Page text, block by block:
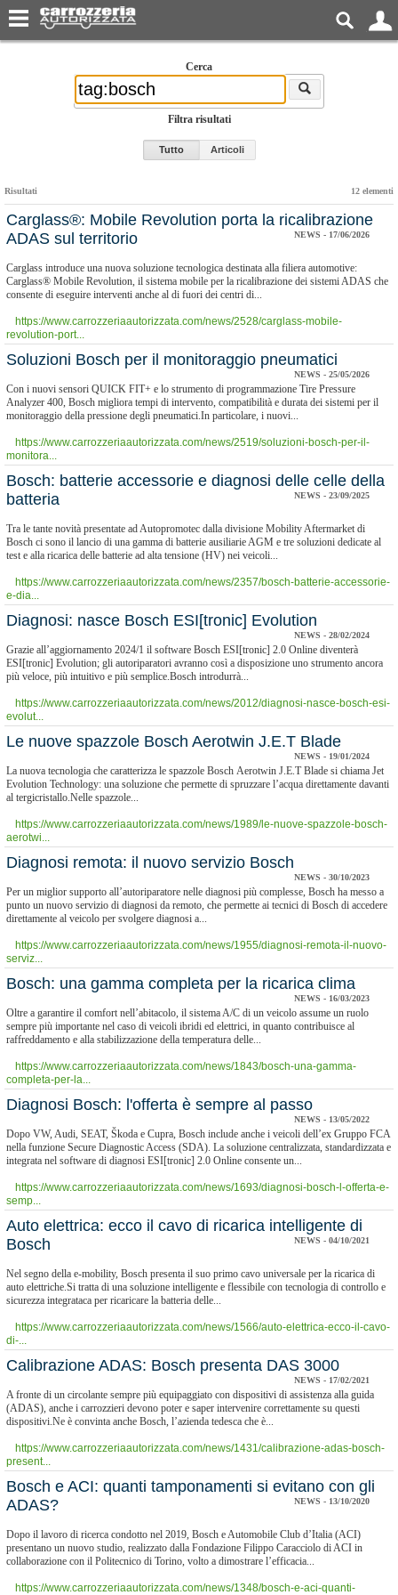
Cerca
Filtra risultati
Tutto Articoli
Risultati 12 elementi
​Carglass®: Mobile Revolution porta la ricalibrazione
ADAS sul territorio
NEWS - 17/06/2026
Carglass introduce una nuova soluzione tecnologica destinata alla filiera automotive:
Carglass® Mobile Revolution, il sistema mobile per la ricalibrazione dei sistemi ADAS che
consente di eseguire interventi anche al di fuori dei centri di...
https://www.carrozzeriaautorizzata.com/news/2528/carglass-mobile-
revolution-port...
​Soluzioni Bosch per il monitoraggio pneumatici
NEWS - 25/05/2026
Con i nuovi sensori QUICK FIT+ e lo strumento di programmazione Tire Pressure
Analyzer 400, Bosch migliora tempi di intervento, compatibilità e durata dei sistemi per il
monitoraggio della pressione degli pneumatici.In particolare, i nuovi...
https://www.carrozzeriaautorizzata.com/news/2519/soluzioni-bosch-per-il-
monitora...
​Bosch: batterie accessorie e diagnosi delle celle della
batteria
NEWS - 23/09/2025
Tra le tante novità presentate ad Autopromotec dalla divisione Mobility Aftermarket di
Bosch ci sono il lancio di una gamma di batterie ausiliarie AGM e tre soluzioni dedicate al
test e alla ricarica delle batterie ad alta tensione (HV) nei veicoli...
https://www.carrozzeriaautorizzata.com/news/2357/bosch-batterie-accessorie-
e-dia...
Diagnosi: nasce Bosch ESI[tronic] Evolution
NEWS - 28/02/2024
Grazie all’aggiornamento 2024/1 il software Bosch ESI[tronic] 2.0 Online diventerà
ESI[tronic] Evolution; gli autoriparatori avranno così a disposizione uno strumento ancora
più veloce, più intuitivo e più semplice.Bosch introdurrà...
https://www.carrozzeriaautorizzata.com/news/2012/diagnosi-nasce-bosch-esi-
evolut...
​Le nuove spazzole Bosch Aerotwin J.E.T Blade
NEWS - 19/01/2024
La nuova tecnologia che caratterizza le spazzole Bosch Aerotwin J.E.T Blade si chiama Jet
Evolution Technology: una soluzione che permette di spruzzare l’acqua direttamente davanti
al tergicristallo.Nelle spazzole...
https://www.carrozzeriaautorizzata.com/news/1989/le-nuove-spazzole-bosch-
aerotwi...
Diagnosi remota: il nuovo servizio Bosch
NEWS - 30/10/2023
Per un miglior supporto all’autoriparatore nelle diagnosi più complesse, Bosch ha messo a
punto un nuovo servizio di diagnosi da remoto, che permette ai tecnici di Bosch di accedere
direttamente al veicolo per svolgere diagnosi a...
https://www.carrozzeriaautorizzata.com/news/1955/diagnosi-remota-il-nuovo-
serviz...
Bosch: una gamma completa per la ricarica clima
NEWS - 16/03/2023
Oltre a garantire il comfort nell’abitacolo, il sistema A/C di un veicolo assume un ruolo
sempre più importante nel caso di veicoli ibridi ed elettrici, in quanto contribuisce al
raffreddamento e alla stabilizzazione della temperatura delle...
https://www.carrozzeriaautorizzata.com/news/1843/bosch-una-gamma-
completa-per-la...
Diagnosi Bosch: l'offerta è sempre al passo
NEWS - 13/05/2022
Dopo VW, Audi, SEAT, Škoda e Cupra, Bosch include anche i veicoli dell’ex Gruppo FCA
nella funzione Secure Diagnostic Access (SDA). La soluzione centralizzata, standardizzata e
integrata nel software di diagnosi ESI[tronic] 2.0 Online consente un...
https://www.carrozzeriaautorizzata.com/news/1693/diagnosi-bosch-l-offerta-e-
semp...
​Auto elettrica: ecco il cavo di ricarica intelligente di
Bosch
NEWS - 04/10/2021
Nel segno della e-mobility, Bosch presenta il suo primo cavo universale per la ricarica di
auto elettriche.Si tratta di una soluzione intelligente e flessibile con tecnologia di controllo e
sicurezza integrataca per ricaricare la batteria delle...
https://www.carrozzeriaautorizzata.com/news/1566/auto-elettrica-ecco-il-cavo-
di-...
Calibrazione ADAS: Bosch presenta DAS 3000
NEWS - 17/02/2021
A fronte di un circolante sempre più equipaggiato con dispositivi di assistenza alla guida
(ADAS), anche i carrozzieri devono poter e saper intervenire correttamente su questi
dispositivi.Ne è convinta anche Bosch, l’azienda tedesca che è...
https://www.carrozzeriaautorizzata.com/news/1431/calibrazione-adas-bosch-
present...
​Bosch e ACI: quanti tamponamenti si evitano con gli
ADAS?
NEWS - 13/10/2020
Dopo il lavoro di ricerca condotto nel 2019, Bosch e Automobile Club d’Italia (ACI)
presentano un nuovo studio, realizzato dalla Fondazione Filippo Caracciolo di ACI in
collaborazione con il Politecnico di Torino, volto a dimostrare l’efficacia...
https://www.carrozzeriaautorizzata.com/news/1348/bosch-e-aci-quanti-